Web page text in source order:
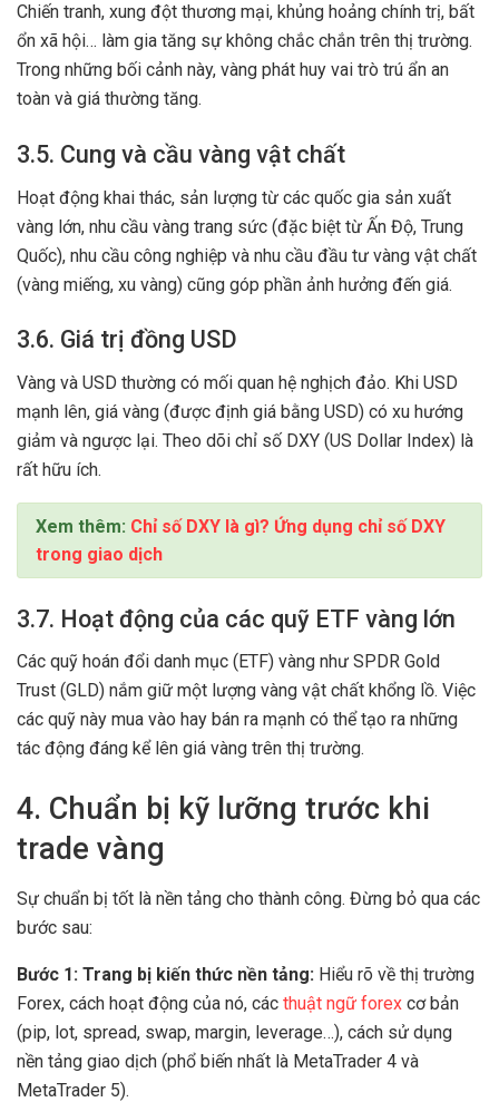
Chiến tranh, xung đột thương mại, khủng hoảng chính trị, bất
ổn xã hội… làm gia tăng sự không chắc chắn trên thị trường.
Trong những bối cảnh này, vàng phát huy vai trò trú ẩn an
toàn và giá thường tăng.
3.5. Cung và cầu vàng vật chất
Hoạt động khai thác, sản lượng từ các quốc gia sản xuất
vàng lớn, nhu cầu vàng trang sức (đặc biệt từ Ấn Độ, Trung
Quốc), nhu cầu công nghiệp và nhu cầu đầu tư vàng vật chất
(vàng miếng, xu vàng) cũng góp phần ảnh hưởng đến giá.
3.6. Giá trị đồng USD
Vàng và USD thường có mối quan hệ nghịch đảo. Khi USD
mạnh lên, giá vàng (được định giá bằng USD) có xu hướng
giảm và ngược lại. Theo dõi chỉ số DXY (US Dollar Index) là
rất hữu ích.
Xem thêm: Chỉ số DXY là gì? Ứng dụng chỉ số DXY
trong giao dịch
3.7. Hoạt động của các quỹ ETF vàng lớn
Các quỹ hoán đổi danh mục (ETF) vàng như SPDR Gold
Trust (GLD) nắm giữ một lượng vàng vật chất khổng lồ. Việc
các quỹ này mua vào hay bán ra mạnh có thể tạo ra những
tác động đáng kể lên giá vàng trên thị trường.
4. Chuẩn bị kỹ lưỡng trước khi
trade vàng
Sự chuẩn bị tốt là nền tảng cho thành công. Đừng bỏ qua các
bước sau:
Bước 1: Trang bị kiến thức nền tảng: Hiểu rõ về thị trường
Forex, cách hoạt động của nó, các thuật ngữ forex cơ bản
(pip, lot, spread, swap, margin, leverage…), cách sử dụng
nền tảng giao dịch (phổ biến nhất là MetaTrader 4 và
MetaTrader 5).